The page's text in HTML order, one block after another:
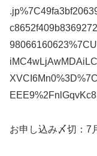
お申し込み〆切：7